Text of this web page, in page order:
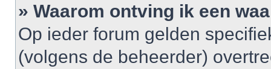
» Waarom ontving ik een
Op ieder forum gelden
(volgens de beheerder)